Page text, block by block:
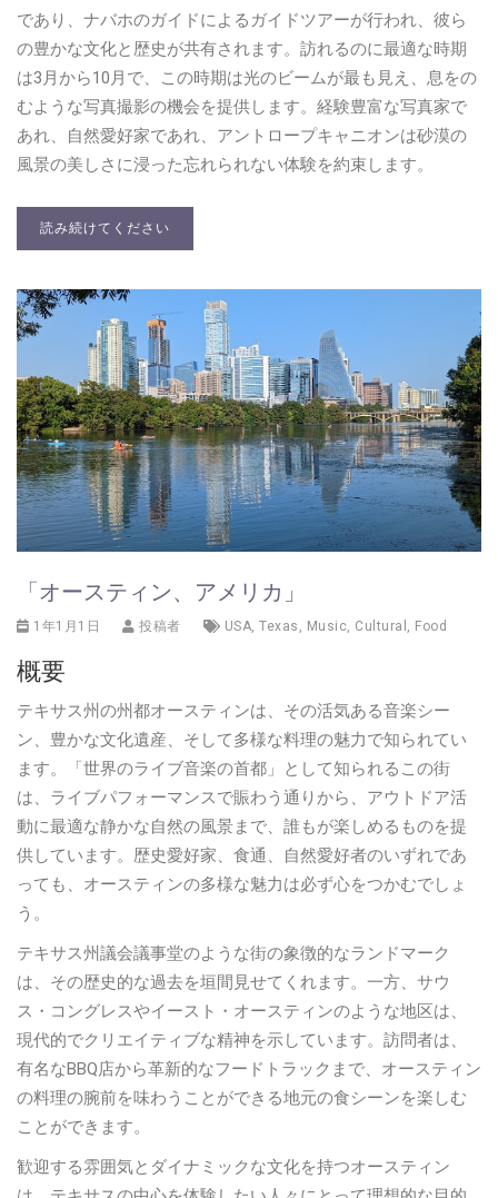
であり、ナバホのガイドによるガイドツアーが行われ、彼ら
の豊かな文化と歴史が共有されます。訪れるのに最適な時期
は3月から10月で、この時期は光のビームが最も見え、息をの
むような写真撮影の機会を提供します。経験豊富な写真家で
あれ、自然愛好家であれ、アントロープキャニオンは砂漠の
風景の美しさに浸った忘れられない体験を約束します。
読み続けてください
「オースティン、アメリカ」
1年1月1日 投稿者 USA Texas Music Cultural Food
概要
テキサス州の州都オースティンは、その活気ある音楽シー
ン、豊かな文化遺産、そして多様な料理の魅力で知られてい
ます。「世界のライブ音楽の首都」として知られるこの街
は、ライブパフォーマンスで賑わう通りから、アウトドア活
動に最適な静かな自然の風景まで、誰もが楽しめるものを提
供しています。歴史愛好家、食通、自然愛好者のいずれであ
っても、オースティンの多様な魅力は必ず心をつかむでしょ
う。
テキサス州議会議事堂のような街の象徴的なランドマーク
は、その歴史的な過去を垣間見せてくれます。一方、サウ
ス・コングレスやイースト・オースティンのような地区は、
現代的でクリエイティブな精神を示しています。訪問者は、
有名なBBQ店から革新的なフードトラックまで、オースティン
の料理の腕前を味わうことができる地元の食シーンを楽しむ
ことができます。
歓迎する雰囲気とダイナミックな文化を持つオースティン